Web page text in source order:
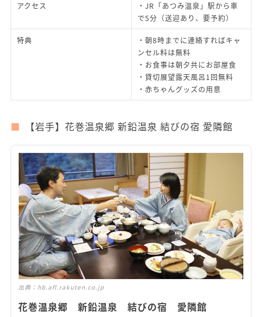
アクセス
・JR「あつみ温泉」駅から車
で5分（送迎あり、要予約）
特典
・朝8時までに連絡すればキャ
ンセル料は無料
・お食事は朝夕共にお部屋食
・貸切展望露天風呂1回無料
・赤ちゃんグッズの用意
【岩手】花巻温泉郷 新鉛温泉 結びの宿 愛隣館
出典： hb.afl.rakuten.co.jp
花巻温泉郷 新鉛温泉 結びの宿 愛隣館